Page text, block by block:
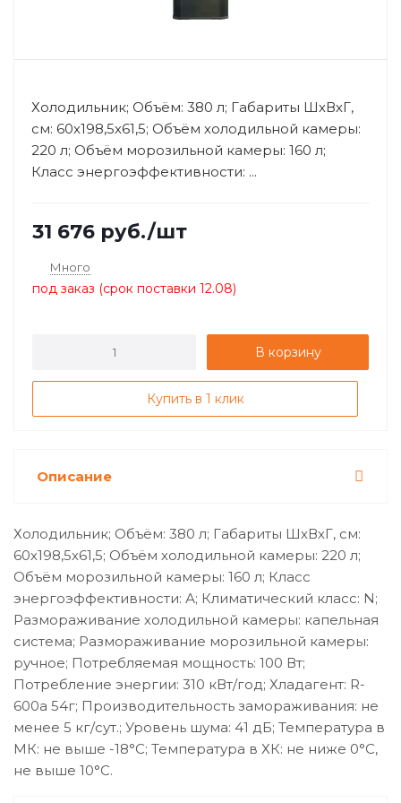
Холодильник; Объём: 380 л; Габариты ШхВхГ,
см: 60х198,5х61,5; Объём холодильной камеры:
220 л; Объём морозильной камеры: 160 л;
Класс энергоэффективности: ...
31 676 руб./шт
Много
под заказ (срок поставки 12.08)
В корзину
Купить в 1 клик
Описание
Холодильник; Объём: 380 л; Габариты ШхВхГ, см:
60х198,5х61,5; Объём холодильной камеры: 220 л;
Объём морозильной камеры: 160 л; Класс
энергоэффективности: А; Климатический класс: N;
Размораживание холодильной камеры: капельная
система; Размораживание морозильной камеры:
ручное; Потребляемая мощность: 100 Вт;
Потребление энергии: 310 кВт/год; Хладагент: R-
600a 54г; Производительность замораживания: не
менее 5 кг/сут.; Уровень шума: 41 дБ; Температура в
МК: не выше -18°С; Температура в ХК: не ниже 0°С,
не выше 10°С.